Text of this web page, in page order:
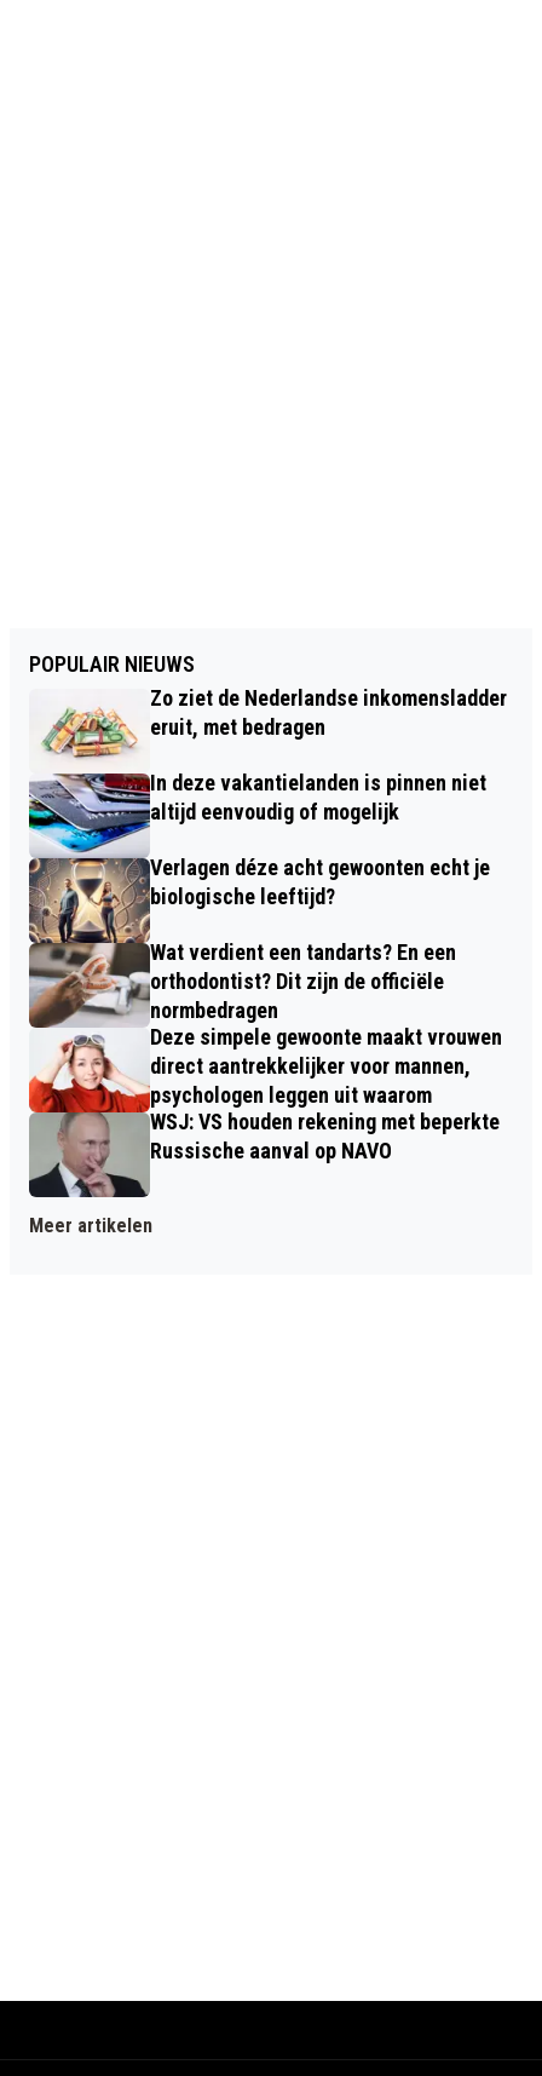
POPULAIR NIEUWS
Zo ziet de Nederlandse inkomensladder
eruit, met bedragen
In deze vakantielanden is pinnen niet
altijd eenvoudig of mogelijk
Verlagen déze acht gewoonten echt je
biologische leeftijd?
Wat verdient een tandarts? En een
orthodontist? Dit zijn de officiële
normbedragen
Deze simpele gewoonte maakt vrouwen
direct aantrekkelijker voor mannen,
psychologen leggen uit waarom
WSJ: VS houden rekening met beperkte
Russische aanval op NAVO
Meer artikelen